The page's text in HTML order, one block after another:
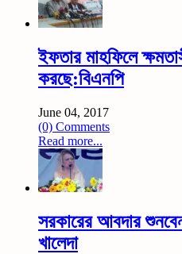
ইফতার মাহফিলে
করছে:বিএনপি
June 04, 2017
(0) Comments
Read more...
সরকারের আবদার
খালেদা